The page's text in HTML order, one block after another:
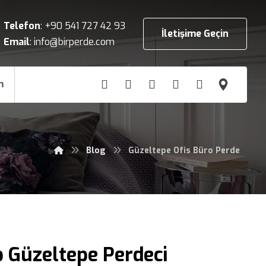
İletişime Geçin
Telefon: +90 541 727 42 93
Email: info@birperde.com
Blog Güzeltepe Ofis Büro Perde
Güzeltepe Perdeci